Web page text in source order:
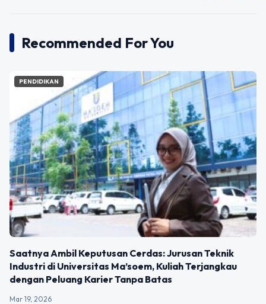
Recommended For You
PENDIDIKAN
Saatnya Ambil Keputusan Cerdas: Jurusan Teknik
Industri di Universitas Ma’soem, Kuliah Terjangkau
dengan Peluang Karier Tanpa Batas
Mar 19, 2026